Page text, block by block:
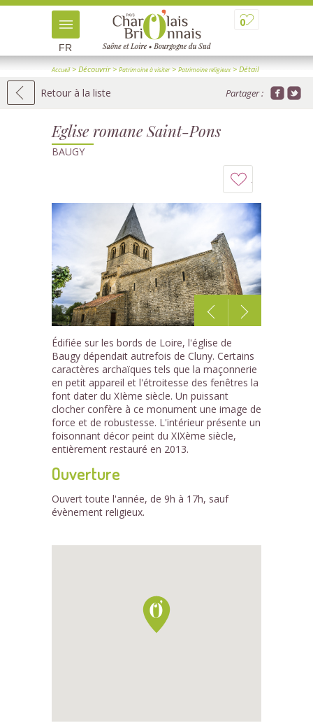
0
FR
Accueil> Découvrir> Patrimoine à visiter> Patrimoine religieux> Détail
Retour à la liste Partager :
Eglise romane Saint-Pons
BAUGY
à
mon
carnet
1 /2
Édifiée sur les bords de Loire, l'église de
Baugy dépendait autrefois de Cluny. Certains
caractères archaïques tels que la maçonnerie
en petit appareil et l'étroitesse des fenêtres la
font dater du XIème siècle. Un puissant
clocher confère à ce monument une image de
force et de robustesse. L'intérieur présente un
foisonnant décor peint du XIXème siècle,
entièrement restauré en 2013.
Ouverture
Ouvert toute l'année, de 9h à 17h, sauf
évènement religieux.